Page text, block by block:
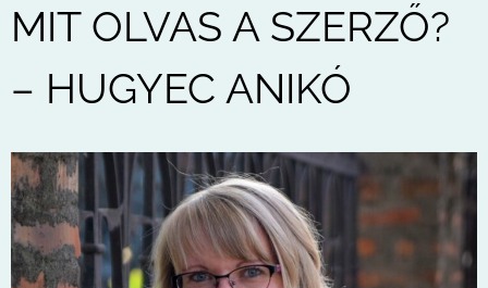
MIT OLVAS A SZERZŐ?
– HUGYEC ANIKÓ